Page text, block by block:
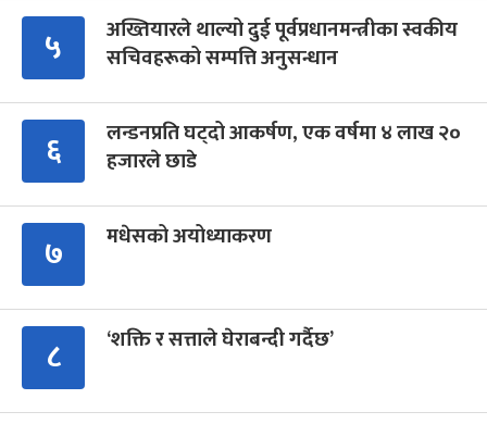
५
अख्तियारले थाल्यो दुई पूर्वप्रधानमन्त्रीका स्वकीय
सचिवहरूको सम्पत्ति अनुसन्धान
६
लन्डनप्रति घट्दो आकर्षण, एक वर्षमा ४ लाख २०
हजारले छाडे
७ मधेसको अयोध्याकरण
८ ‘शक्ति र सत्ताले घेराबन्दी गर्दैछ’